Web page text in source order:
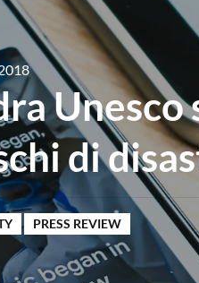
Unesco
di
PRESS REVIEW